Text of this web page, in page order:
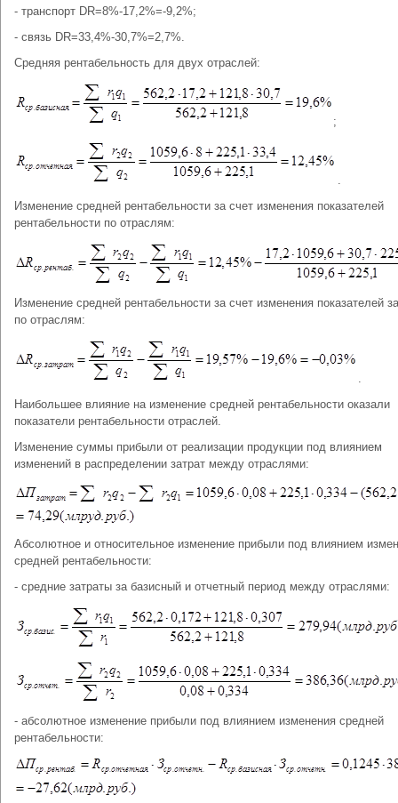
- транспорт DR=8%-17,2%=-9,2%;
- связь DR=33,4%-30,7%=2,7%.
Средняя рентабельность для двух отраслей:
;
.
Изменение средней рентабельности за счет изменения показателей
рентабельности по отраслям:
Изменение средней рентабельности за счет изменения показателей
по отраслям:
.
Наибольшее влияние на изменение средней рентабельности оказали
показатели рентабельности отраслей.
Изменение суммы прибыли от реализации продукции под влиянием
изменений в распределении затрат между отраслями:
Абсолютное и относительное изменение прибыли под влиянием
средней рентабельности:
- средние затраты за базисный и отчетный период между отраслями:
- абсолютное изменение прибыли под влиянием изменения средней
рентабельности: